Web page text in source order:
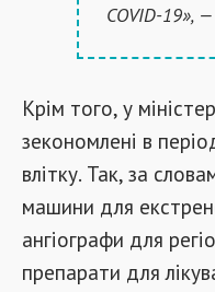
COVID-19»,
Крім того, у
зекономлені в
влітку. Так, за
машини для
ангіографи для
препарати для